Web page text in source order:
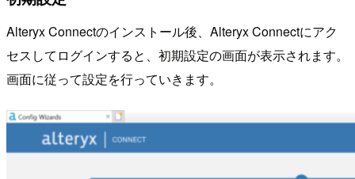
Alteryx Connectのインストール後、Alteryx Connectにアク
セスしてログインすると、初期設定の画面が表示されます。
画面に従って設定を行っていきます。